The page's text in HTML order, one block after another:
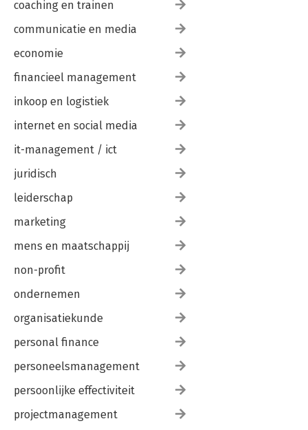
coaching en trainen
communicatie en media
economie
financieel management
inkoop en logistiek
internet en social media
it-management / ict
juridisch
leiderschap
marketing
mens en maatschappij
non-profit
ondernemen
organisatiekunde
personal finance
personeelsmanagement
persoonlijke effectiviteit
projectmanagement